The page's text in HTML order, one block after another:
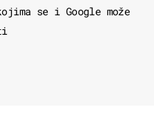
se i Google može